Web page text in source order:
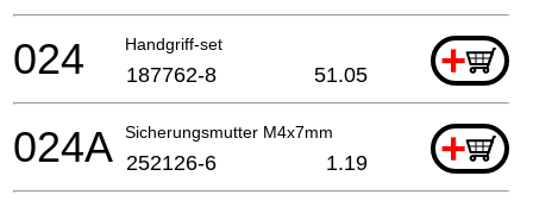
Handgriff-set +
024 187762-8 51.05
Sicherungsmutter M4x7mm +
024A 252126-6 1.19